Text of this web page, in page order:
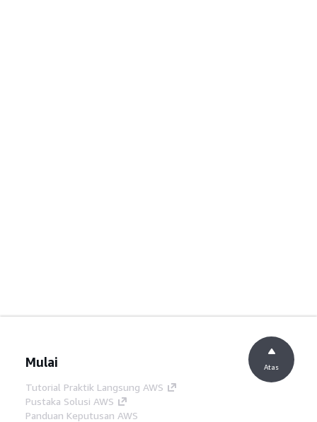
Mulai
Tutorial Praktik Langsung AWS
Pustaka Solusi AWS
Panduan Keputusan AWS
Atas